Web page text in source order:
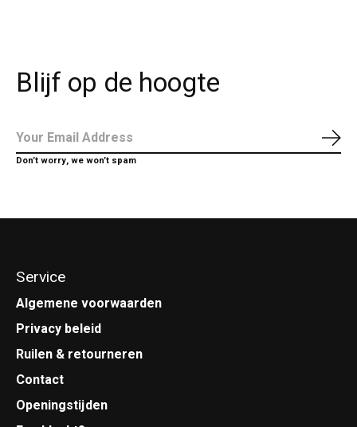
Blijf op de hoogte
Don’t worry, we won’t spam
Service
Algemene voorwaarden
Privacy beleid
Ruilen & retourneren
Contact
Openingstijden